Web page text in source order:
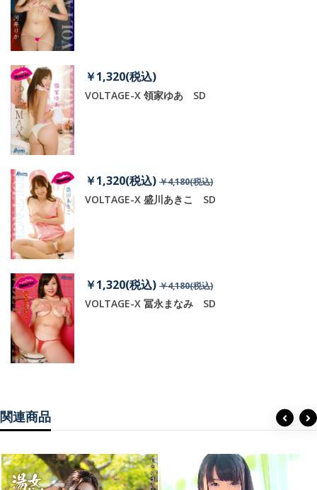
￥1,320(税込)
VOLTAGE-X 領家ゆあ SD
￥1,320(税込) ￥4,180(税込)
VOLTAGE-X 盛川あきこ SD
￥1,320(税込) ￥4,180(税込)
VOLTAGE-X 冨永まなみ SD
関連商品